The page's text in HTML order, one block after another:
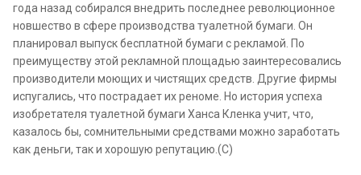
года назад собирался внедрить последнее революционное
новшество в сфере производства туалетной бумаги. Он
планировал выпуск бесплатной бумаги с рекламой. По
преимуществу этой рекламной площадью заинтересовались
производители моющих и чистящих средств. Другие фирмы
испугались, что пострадает их реноме. Но история успеха
изобретателя туалетной бумаги Ханса Кленка учит, что,
казалось бы, сомнительными средствами можно заработать
как деньги, так и хорошую репутацию.(С)